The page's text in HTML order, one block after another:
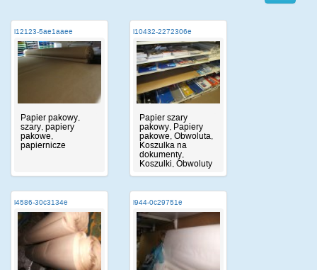
i12123-5ae1aaee
Papier pakowy,
szary, papiery
pakowe,
papiernicze
i10432-2272306e
Papier szary
pakowy, Papiery
pakowe, Obwoluta,
Koszulka na
dokumenty,
Koszulki, Obwoluty
i4586-30c3134e i944-0c29751e